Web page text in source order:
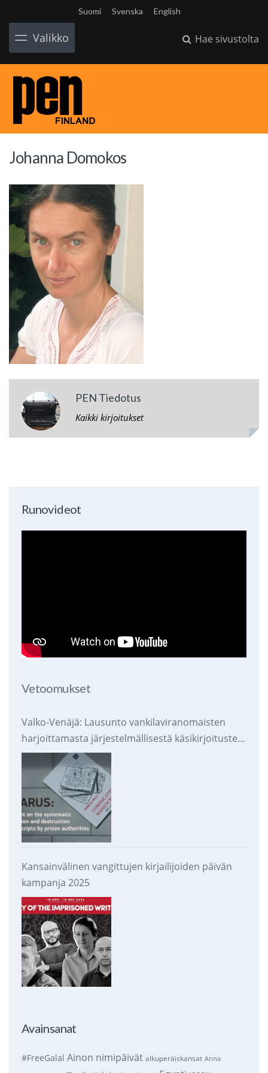
Suomi Svenska English
Valikko Hae sivustolta
Johanna Domokos
PEN Tiedotus
Kaikki kirjoitukset
Runovideot
Vetoomukset
Valko-Venäjä: Lausunto vankilaviranomaisten
harjoittamasta järjestelmällisestä käsikirjoitusten
takavarikoinnista ja tuhoamisesta
Kansainvälinen vangittujen kirjailijoiden päivän
kampanja 2025
Avainsanat
#FreeGalal Ainon nimipäivät alkuperäiskansat Anna